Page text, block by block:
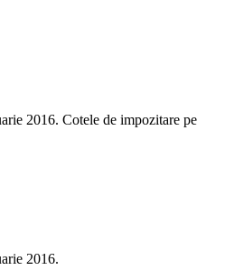
2016. Cotele de impozitare pe
2016.